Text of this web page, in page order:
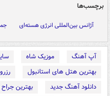
برچسب‌ها
آژانس بین‌المللی انرژی هسته‌ای
آپ آهنگ موزیک شاه
بهترین هتل های استانبول
دانلود آهنگ جدید
بهترین